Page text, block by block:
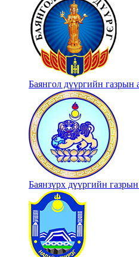
Баянгол дүүргийн газрын
Баянзүрх дүүргийн газрын